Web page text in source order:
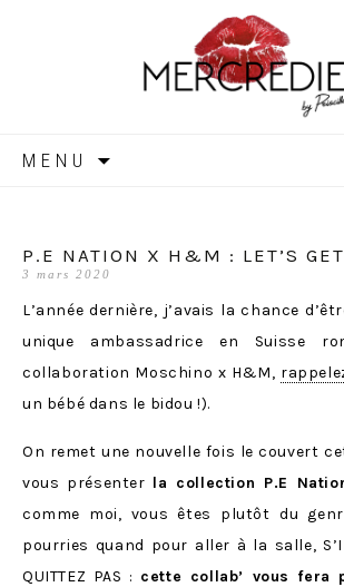
MENU
P.E NATION X H&M : LET’S
3 mars 2020
L’année dernière, j’avais la chance
unique ambassadrice en Suisse
collaboration Moschino x H&M,
un bébé dans le bidou !).
On remet une nouvelle fois le couvert
vous présenter la collection P.E
comme moi, vous êtes plutôt du
pourries quand pour aller à la salle,
QUITTEZ PAS : cette collab’ vous fera